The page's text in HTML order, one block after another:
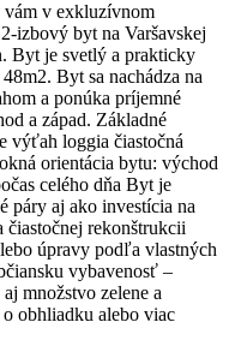
v exkluzívnom
izbový byt na Varšavskej
Byt je svetlý a prakticky
Byt sa nachádza na
a ponúka príjemné
a západ. Základné
výťah loggia čiastočná
orientácia bytu: východ
celého dňa Byt je
páry aj ako investícia na
rekonštrukcii
úpravy podľa vlastných
vybavenosť –
množstvo zelene a
obhliadku alebo viac